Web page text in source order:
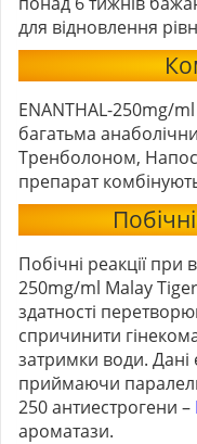
для відновлення
ENANTHAL-250mg/
багатьма
Тренболоном,
препарат
Побічні реакції при
250mg/ml Malay
здатності
спричинити
затримки води. Дані
приймаючи
250 антиестрогени –
ароматази.